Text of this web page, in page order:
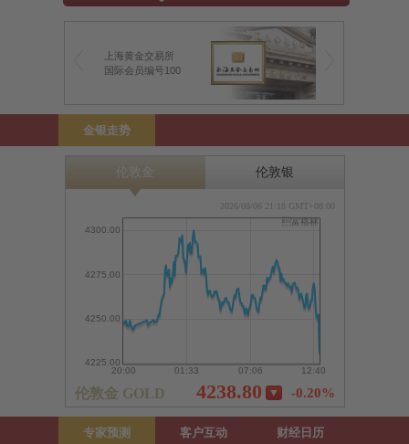
上海黄金交易所
国际会员编号100
金银走势
专家预测 客户互动 财经日历